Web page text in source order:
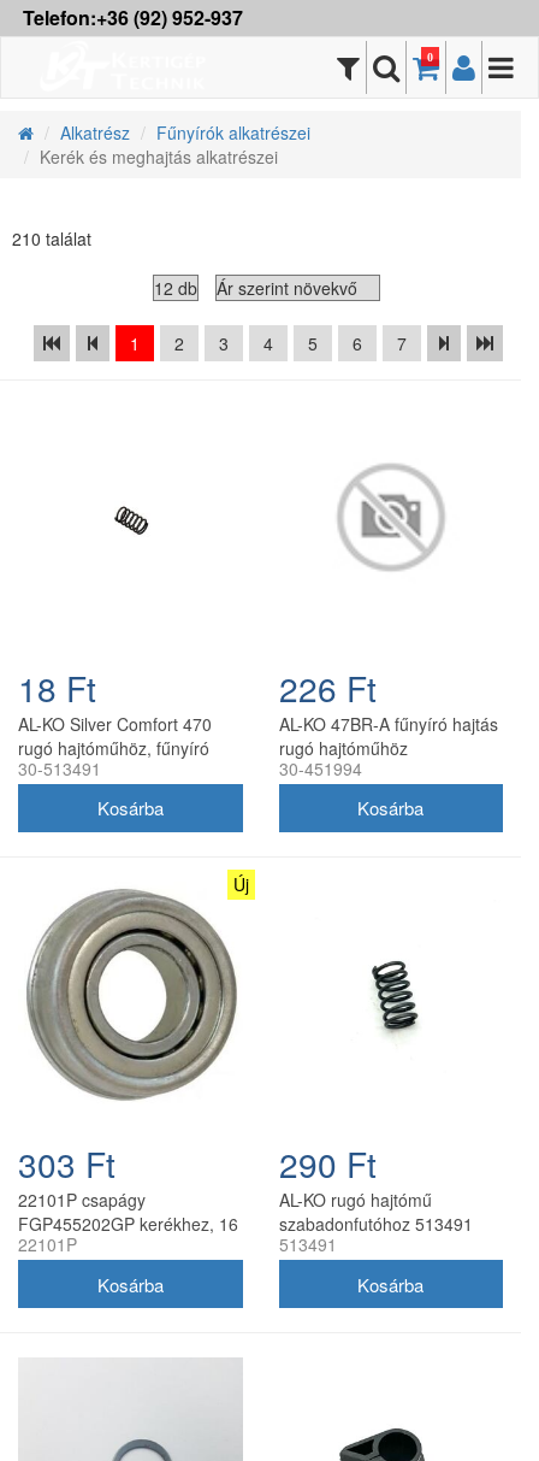
Telefon:+36 (92) 952-937
0
Alkatrész
Fűnyírók alkatrészei
Kerék és meghajtás alkatrészei
210 találat
1 2 3 4 5 6 7
18 Ft
AL-KO Silver Comfort 470
rugó hajtóműhöz, fűnyíró
hajtás rugó
30-513491
226 Ft
AL-KO 47BR-A fűnyíró hajtás
rugó hajtóműhöz
30-451994
Új
303 Ft
22101P csapágy
FGP455202GP kerékhez, 16
mm furat, 35,3 mm külső
22101P
290 Ft
AL-KO rugó hajtómű
szabadonfutóhoz 513491
513491